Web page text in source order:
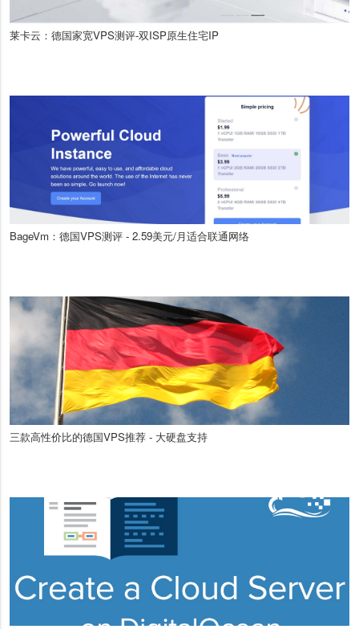
莱卡云：德国家宽VPS测评-双ISP原生住宅IP
BageVm：德国VPS测评 - 2.59美元/月适合联通网络
三款高性价比的德国VPS推荐 - 大硬盘支持